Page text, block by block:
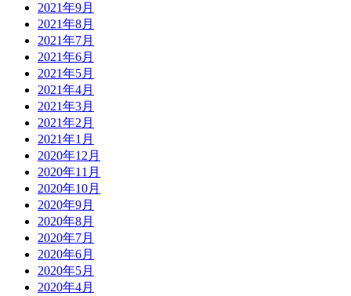
2021年9月
2021年8月
2021年7月
2021年6月
2021年5月
2021年4月
2021年3月
2021年2月
2021年1月
2020年12月
2020年11月
2020年10月
2020年9月
2020年8月
2020年7月
2020年6月
2020年5月
2020年4月